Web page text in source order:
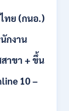
ทย (กนอ.)
กงาน
าขา + ขึ้น
10 –